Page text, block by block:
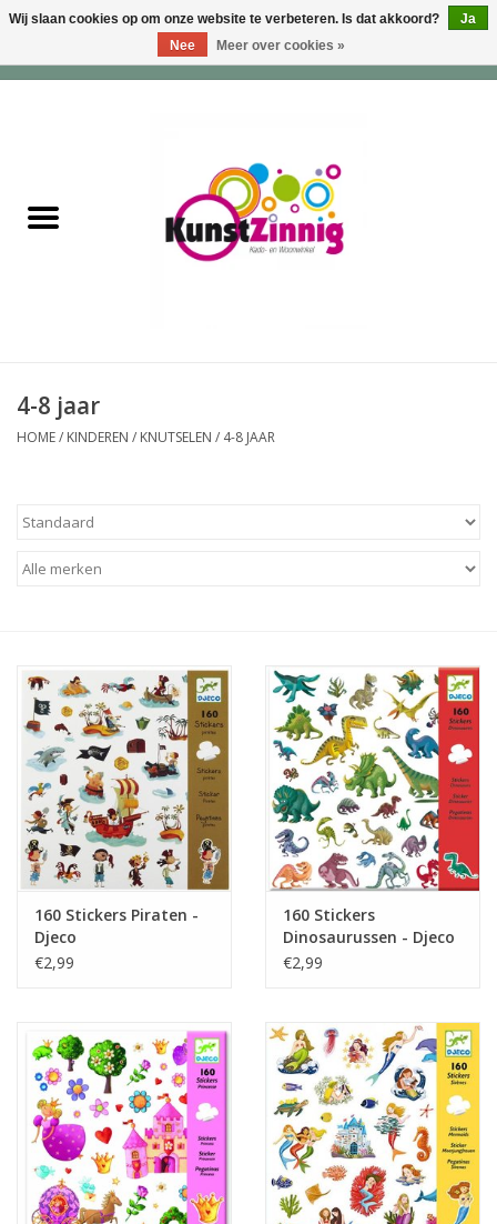
Wonen & Lifestyle
Tassen & Portemonnees
Kinderen
Stationery & Gifts
Sieraden
Hebbedingen
Thee, Koffie & wat Lekkers
Wenskaarten
Brievenbus Kadootjes
Kadobonnen
Geslaagd!
4-8 jaar
HOME/ KINDEREN / KNUTSELEN / 4-8 JAAR
160 Stickers Piraten -
Djeco
€2,99
160 Stickers
Dinosaurussen - Djeco
€2,99
Wij slaan cookies op om onze website te verbeteren. Is dat akkoord?
Ja
Nee
Meer over cookies »